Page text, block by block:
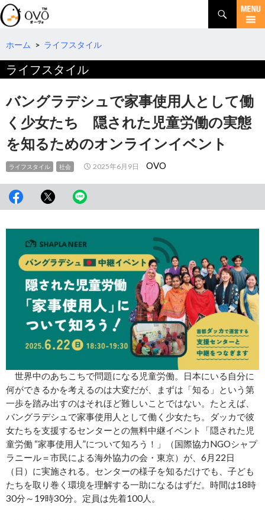
検
索
コ
テ
ツ
へ
動
ホーム > ライフスタイル
ライフスタイル
バングラデシュで家事使用人として働
く少女たち 隠された児童労働の実態
を知るためのオンラインイベント
ライフスタイル 社会 2025年6月9日 OVO
世界中のあちこちで問題になる児童労働。日本にいる自分に
何ができるかを考えるのは大変だが、まずは「知る」という第
一歩を踏み出すのはそれほど難しいことではない。たとえば、
バングラデシュで家事使用人として働く少女たち。ダッカで彼
女たちを支援するセンターとの無料中継イベント「隠された児
童労働 “家事使用人”について知ろう！」（国際協力NGOシャプ
ラニール＝市民による海外協力の会・東京）が、6月22日
（日）に実施される。センターの様子を知るだけでも、子ども
たちを取り巻く環境を理解する一助になるはずだ。時間は18時
30分～19時30分。定員は先着100人。